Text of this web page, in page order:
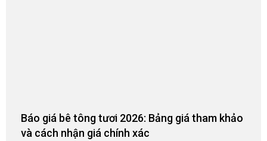
Báo giá bê tông tươi 2026: Bảng giá tham khảo
và cách nhận giá chính xác